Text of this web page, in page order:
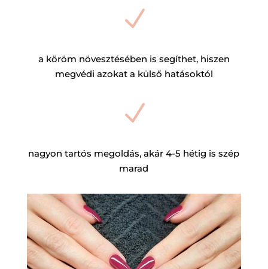
N
a köröm növesztésében is segíthet, hiszen
megvédi azokat a külső hatásoktól
N
nagyon tartós megoldás, akár 4-5 hétig is szép
marad